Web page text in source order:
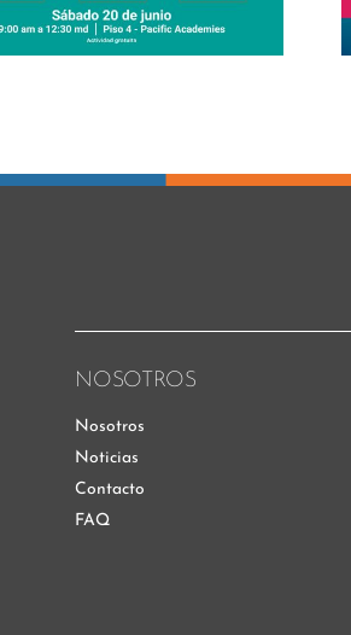
NOSOTROS
Nosotros
Noticias
Contacto
FAQ